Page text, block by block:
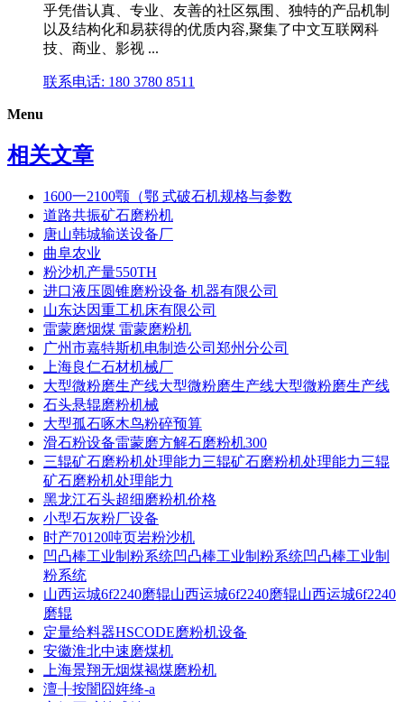
乎凭借认真、专业、友善的社区氛围、独特的产品机制
以及结构化和易获得的优质内容,聚集了中文互联网科
技、商业、影视 ...
联系电话: 180 3780 8511
Menu
相关文章
1600一2100颚（鄂 式破石机规格与参数
道路共振矿石磨粉机
唐山韩城输送设备厂
曲阜农业
粉沙机产量550TH
进口液压圆锥磨粉设备 机器有限公司
山东达因重工机床有限公司
雷蒙磨烟煤 雷蒙磨粉机
广州市嘉特斯机电制造公司郑州分公司
上海良仁石材机械厂
大型微粉磨生产线大型微粉磨生产线大型微粉磨生产线
石头悬辊磨粉机械
大型孤石啄木鸟粉碎预算
滑石粉设备雷蒙磨方解石磨粉机300
三辊矿石磨粉机处理能力三辊矿石磨粉机处理能力三辊
矿石磨粉机处理能力
黑龙江石头超细磨粉机价格
小型石灰粉厂设备
时产70120吨页岩粉沙机
凹凸棒工业制粉系统凹凸棒工业制粉系统凹凸棒工业制
粉系统
山西运城6f2240磨辊山西运城6f2240磨辊山西运城6f2240
磨辊
定量给料器HSCODE磨粉机设备
安徽淮北中速磨煤机
上海景翔无烟煤褐煤磨粉机
澶╂按闇囧姩绛-a